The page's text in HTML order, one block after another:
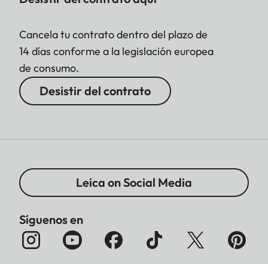
Cancela tu contrato dentro del plazo de
14 días conforme a la legislación europea
de consumo.
Desistir del contrato
Leica on Social Media
Síguenos en